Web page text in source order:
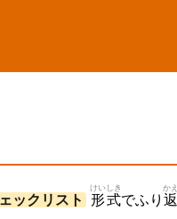
ックリスト 形式
けいしき
でふり 返
かえ